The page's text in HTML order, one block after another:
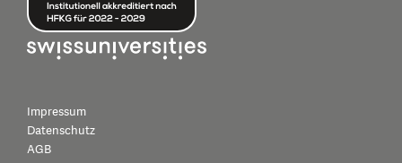
Impressum
Datenschutz
AGB